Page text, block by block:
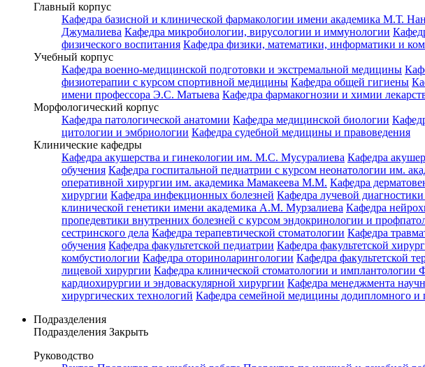
Главный корпус
Кафедра базисной и клинической фармакологии имени академика М.Т.
Джумалиева Кафедра микробиологии, вирусологии и иммунологии
физического воспитания Кафедра физики, математики, информатики и
Учебный корпус
Кафедра военно-медицинской подготовки и экстремальной медицины
физиотерапии с курсом спортивной медицины Кафедра общей гигиены
имени профессора Э.С. Матыева Кафедра фармакогнозии и химии
Морфологический корпус
Кафедра патологической анатомии Кафедра медицинской биологии
цитологии и эмбриологии Кафедра судебной медицины и правоведения
Клинические кафедры
Кафедра акушерства и гинекологии им. М.С. Мусуралиева Кафедра
обучения Кафедра госпитальной педиатрии с курсом неонатологии им.
оперативной хирургии им. академика Мамакеева М.М. Кафедра
хирургии Кафедра инфекционных болезней Кафедра лучевой
клинической генетики имени академика А.М. Мурзалиева Кафедра
пропедевтики внутренних болезней с курсом эндокринологии и
сестринского дела Кафедра терапевтической стоматологии Кафедра
обучения Кафедра факультетской педиатрии Кафедра факультетской
комбустиологии Кафедра оториноларингологии Кафедра факультетской
лицевой хирургии Кафедра клинической стоматологии и
кардиохирургии и эндоваскулярной хирургии Кафедра менеджмента
хирургических технологий Кафедра семейной медицины додипломного и
Подразделения
Подразделения Закрыть
Руководство